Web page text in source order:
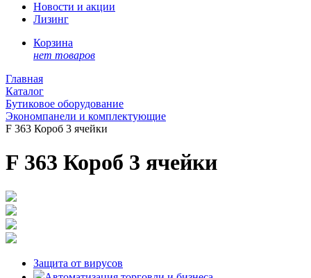
Новости и акции
Лизинг
Корзина
нет товаров
Главная
Каталог
Бутиковое оборудование
Экономпанели и комплектующие
F 363 Короб 3 ячейки
F 363 Короб 3 ячейки
Защита от вирусов